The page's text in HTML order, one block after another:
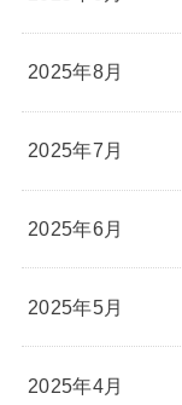
2025年8月
2025年7月
2025年6月
2025年5月
2025年4月